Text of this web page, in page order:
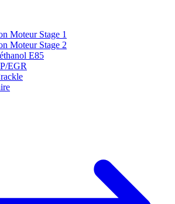
Moteur Stage 1
Moteur Stage 2
E85
EGR